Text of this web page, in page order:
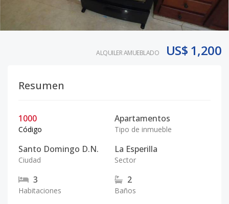
ALQUILER AMUEBLADO US$ 1,200
Resumen
1000
Código
Apartamentos
Tipo de inmueble
Santo Domingo D.N.
Ciudad
La Esperilla
Sector
3
Habitaciones
2
Baños